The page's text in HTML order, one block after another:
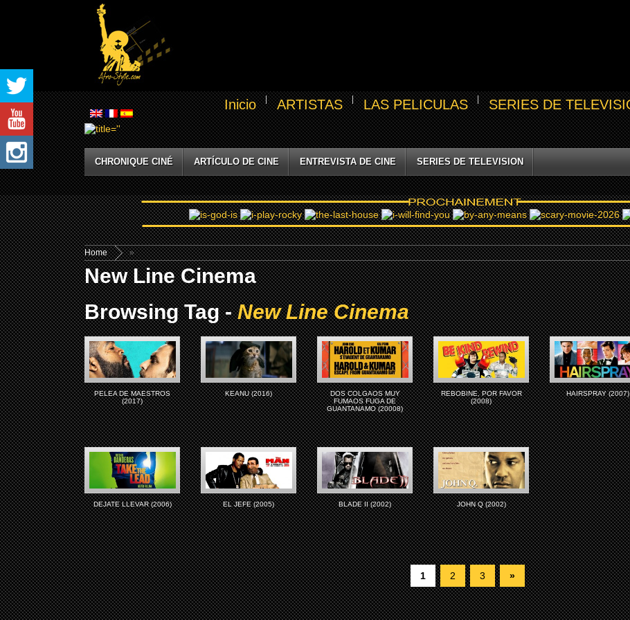
Inicio ARTISTAS LAS PELICULAS SERIES DE
CHRONIQUE CINÉ ARTÍCULO DE CINE ENTREVISTA DE CINE SERIES DE TELEVISION
Home »
New Line Cinema
Browsing Tag -New Line Cinema
PELEA DE MAESTROS
(2017)
KEANU (2016)
DOS COLGAOS MUY
FUMAOS FUGA DE
GUANTANAMO (20008)
REBOBINE, POR FAVOR
(2008)
HAIRSPRAY (2007)
DEJATE LLEVAR (2006) EL JEFE (2005) BLADE II (2002) JOHN Q (2002)
1 2 3 »